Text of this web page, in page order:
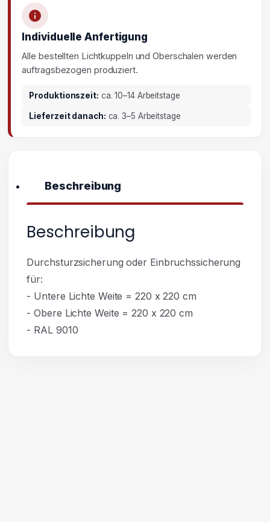
Individuelle Anfertigung
Alle bestellten Lichtkuppeln und Oberschalen werden
auftragsbezogen produziert.
Produktionszeit: ca. 10–14 Arbeitstage
Lieferzeit danach: ca. 3–5 Arbeitstage
Beschreibung
Beschreibung
Durchsturzsicherung oder Einbruchssicherung
für:
- Untere Lichte Weite = 220 x 220 cm
- Obere Lichte Weite = 220 x 220 cm
- RAL 9010